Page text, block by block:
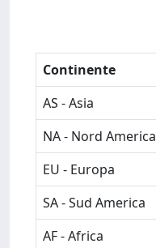
Continente
AS - Asia
NA - Nord America
EU - Europa
SA - Sud America
AF - Africa